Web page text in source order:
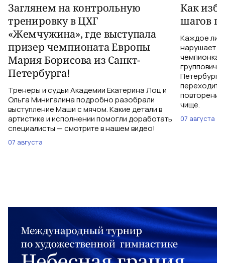
Заглянем на контрольную
тренировку в ЦХГ
«Жемчужина», где выступала
призер чемпионата Европы
Мария Борисова из Санкт-
Петербурга!
Тренеры и судьи Академии Екатерина Лоц и
Ольга Минигалина подробно разобрали
выступление Маши с мячом. Какие детали в
артистике и исполнении помогли доработать
специалисты — смотрите в нашем видео!
07 августа
Как
шагов
Каждое
нарушает
чемпионка
повторений
чище.
07 августа